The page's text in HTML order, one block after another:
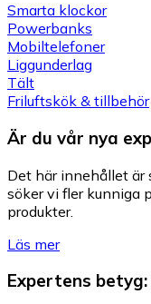
Smarta klockor
Powerbanks
Mobiltelefoner
Liggunderlag
Tält
Friluftskök & tillbehör
Är du vår nya
Det här innehållet är
söker vi fler kunniga
produkter.
Läs mer
Expertens betyg: